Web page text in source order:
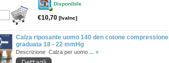
Disponibile
€10,70 [IvaInc]
Calza riposante uomo 140 den cotone compressione
graduata 18 - 22 mmHg
Descrizione Calza per uomo ... »